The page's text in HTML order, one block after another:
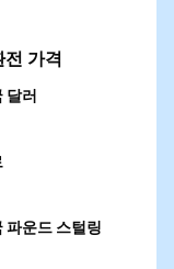
가격
러
운드 스털링